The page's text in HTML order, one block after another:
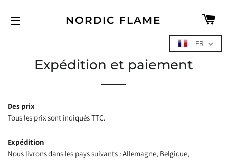
NORDIC FLAME
Expédition et paiement
Des prix
Tous les prix sont indiqués TTC.
Expédition
Nous livrons dans les pays suivants : Allemagne, Belgique,
FR